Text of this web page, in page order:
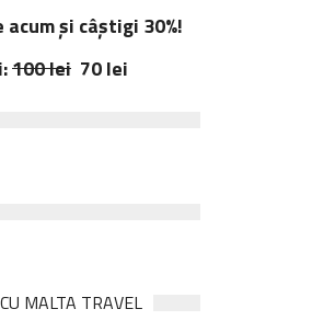
și câștigi 30%!
100 lei 70 lei
MALTA TRAVEL